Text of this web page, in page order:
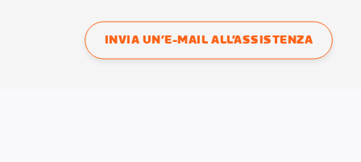
INVIA UN’E-MAIL ALL’ASSISTENZA